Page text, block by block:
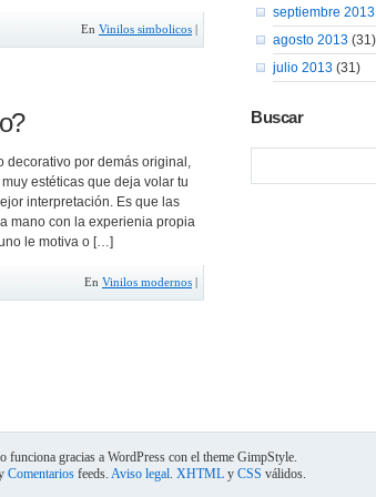
En Vinilos simbolicos
decorativo por demás original,
estéticas que deja volar tu
interpretación. Es que las
mano con la experienia propia
le motiva o […]
En Vinilos modernos
septiembre 2013
agosto 2013 (31)
julio 2013 (31)
Buscar
funciona gracias a WordPress con el theme GimpStyle.
Comentarios feeds. Aviso legal. XHTML y CSS válidos.